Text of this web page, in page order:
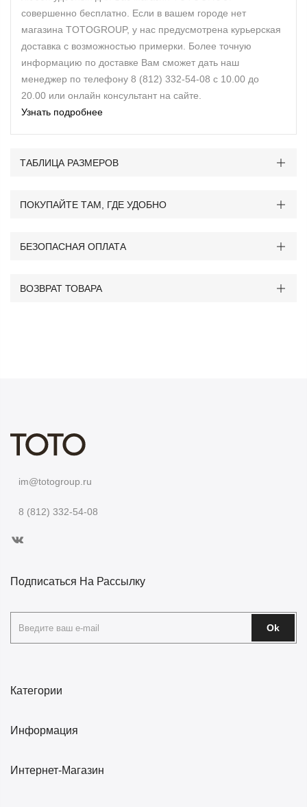
совершенно бесплатно. Если в вашем городе нет
магазина TOTOGROUP, у нас предусмотрена курьерская
доставка с возможностью примерки. Более точную
информацию по доставке Вам сможет дать наш
менеджер по телефону 8 (812) 332-54-08 с 10.00 до
20.00 или онлайн консультант на сайте.
Узнать подробнее
ТАБЛИЦА РАЗМЕРОВ
ПОКУПАЙТЕ ТАМ, ГДЕ УДОБНО
БЕЗОПАСНАЯ ОПЛАТА
ВОЗВРАТ ТОВАРА
im@totogroup.ru
8 (812) 332-54-08
Категории
Информация
Интернет-Магазин
Подписаться На Рассылку
Ok